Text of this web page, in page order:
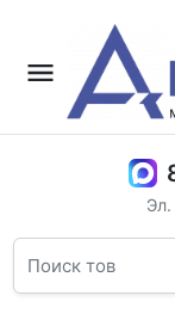
Эл.